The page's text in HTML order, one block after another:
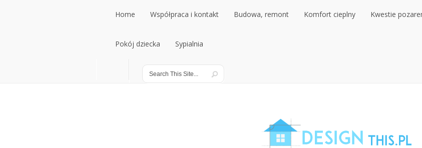
Home
Home
Współpraca i kontakt
Współpraca i kontakt
Budowa, remont Komfort cieplny Kwestie
Pokój dziecka
Pokój dziecka
Sypialnia
Sypialnia